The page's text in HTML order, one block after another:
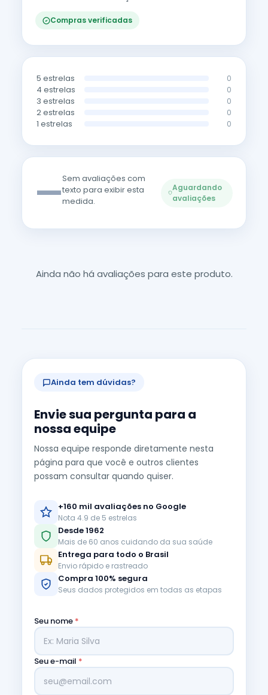
Compras verificadas
5 estrelas 0
4 estrelas 0
3 estrelas 0
2 estrelas 0
1 estrelas 0
—Sem avaliações com
texto para exibir esta
medida.
Aguardando
avaliações
Ainda não há avaliações para este produto.
Ainda tem dúvidas?
Envie sua pergunta para a
nossa equipe
Nossa equipe responde diretamente nesta
página para que você e outros clientes
possam consultar quando quiser.
+160 mil avaliações no Google
Nota 4.9 de 5 estrelas
Desde 1962
Mais de 60 anos cuidando da sua saúde
Entrega para todo o Brasil
Envio rápido e rastreado
Compra 100% segura
Seus dados protegidos em todas as etapas
Seu nome *
Seu e-mail *